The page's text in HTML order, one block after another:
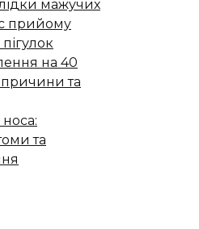
мажучих
прийому
на 40
причини та
носа:
та